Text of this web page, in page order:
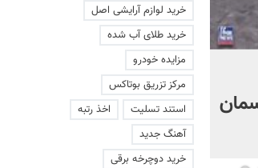
حمله خلبانان ایرانی به
+ فیلم
خرید لوازم آرایشی اصل
خرید طلای آب شده
مزایده خودرو
مرکز تزریق بوتاکس
استند تسلیت
اخذ رتبه
آهنگ جدید
خرید دوچرخه برقی